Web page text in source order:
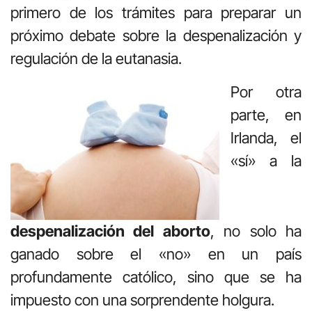
primero de los trámites para preparar un
próximo debate sobre la despenalización y
regulación de la eutanasia.
Por otra
parte, en
Irlanda, el
«sí» a la
despenalización del aborto, no solo ha
ganado sobre el «no» en un país
profundamente católico, sino que se ha
impuesto con una sorprendente holgura.